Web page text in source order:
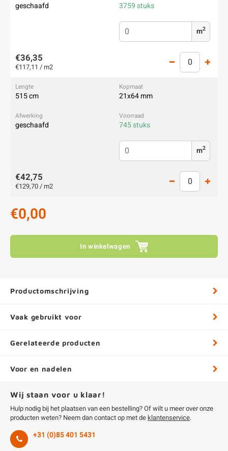
geschaafd 3759 stuks
m2
€36,35
€117,11 / m2
515 cm 21x64 mm
geschaafd 745 stuks
m2
€42,75
€129,70 / m2
€0,00
In winkelwagen
Productomschrijving
Vaak gebruikt voor
Gerelateerde producten
Voor en nadelen
Wij staan voor u klaar!
Hulp nodig bij het plaatsen van een bestelling? Of wilt u meer over onze
producten weten? Neem dan contact op met de klantenservice.
+31 (0)85 401 5431